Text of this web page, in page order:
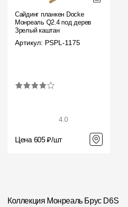
Сайдинг планкен Docke
Монреаль Q2.4 под дерево
Зрелый каштан
Артикул: PSPL-1175
4.0
Цена 605 ₽/шт
Коллекция Монреаль Брус D6S